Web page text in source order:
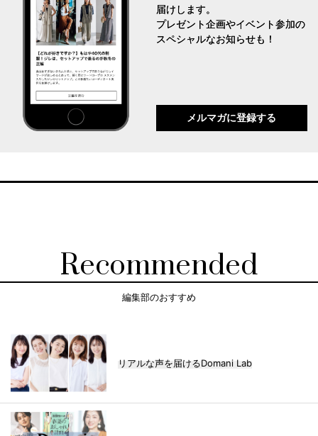
届けします。
プレゼント企画やイベント参加の
スペシャルなお知らせも！
メルマガに登録する
Recommended
編集部のおすすめ
リアルな声を届けるDomani Lab